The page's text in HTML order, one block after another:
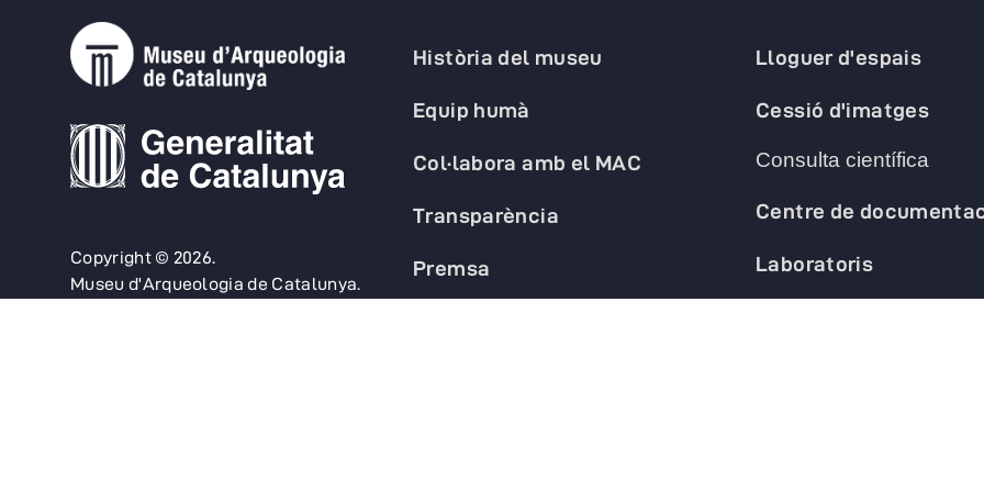
Copyright © 2026.
Museu d'Arqueologia de Catalunya.
Història del museu
Equip humà
Col·labora amb el MAC
Transparència
Premsa
Lloguer d'espais
Cessió d'imatges
Consulta científica
Centre de
Laboratoris